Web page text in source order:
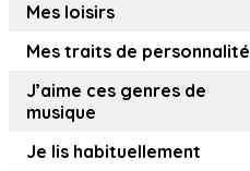
Mes loisirs
Mes traits de personnalité
J’aime ces genres de
musique
Je lis habituellement